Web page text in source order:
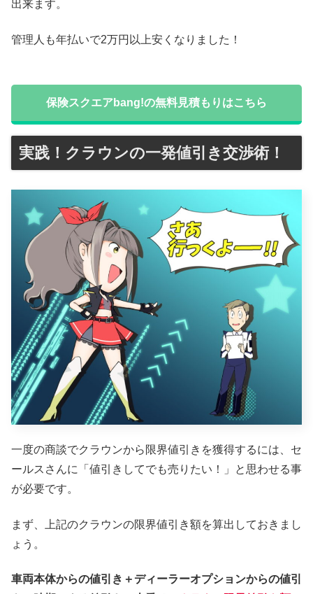
出来ます。
管理人も年払いで2万円以上安くなりました！
保険スクエアbang!の無料見積もりはこちら
実践！クラウンの一発値引き交渉術！
一度の商談でクラウンから限界値引きを獲得するには、セ
ールスさんに「値引きしてでも売りたい！」と思わせる事
が必要です。
まず、上記のクラウンの限界値引き額を算出しておきまし
ょう。
車両本体からの値引き＋ディーラーオプションからの値引